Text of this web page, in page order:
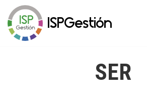
Saltar
ISPGestión
SER